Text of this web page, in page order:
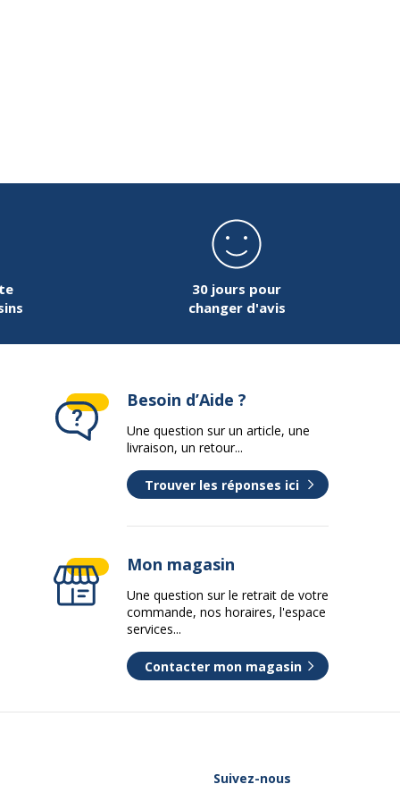
30 jours pour
changer d'avis
Besoin d’Aide ?
Une question sur un article, une
livraison, un retour...
Trouver les réponses ici
Mon magasin
Une question sur le retrait de votre
commande, nos horaires, l'espace
services...
Contacter mon magasin
Suivez-nous